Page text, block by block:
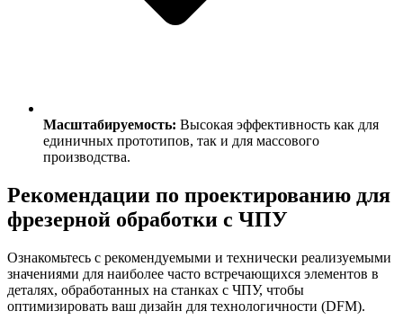
Масштабируемость: Высокая эффективность как для
единичных прототипов, так и для массового
производства.
Рекомендации по проектированию для
фрезерной обработки с ЧПУ
Ознакомьтесь с рекомендуемыми и технически реализуемыми
значениями для наиболее часто встречающихся элементов в
деталях, обработанных на станках с ЧПУ, чтобы
оптимизировать ваш дизайн для технологичности (DFM).